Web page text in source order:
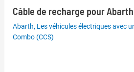
Câble de recharge pour
Abarth, Les véhicules électriques avec
Combo (CCS)